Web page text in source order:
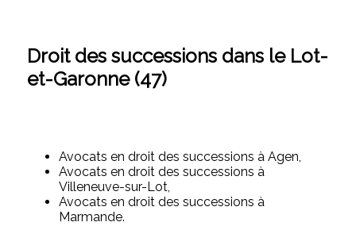
Droit des successions dans le Lot-
et-Garonne (47)
Avocats en droit des successions à Agen,
Avocats en droit des successions à
Villeneuve-sur-Lot,
Avocats en droit des successions à
Marmande.